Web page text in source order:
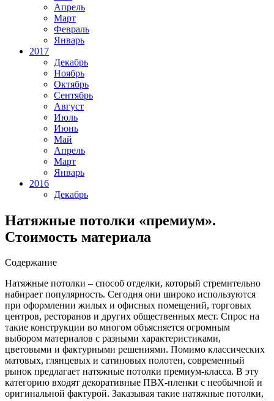
Апрель
Март
Февраль
Январь
2017
Декабрь
Ноябрь
Октябрь
Сентябрь
Август
Июль
Июнь
Май
Апрель
Март
Январь
2016
Декабрь
Натяжные потолки «премиум».
Стоимость материала
Содержание
Натяжные потолки – способ отделки, который стремительно
набирает популярность. Сегодня они широко используются
при оформлении жилых и офисных помещений, торговых
центров, ресторанов и других общественных мест. Спрос на
такие конструкции во многом объясняется огромным
выбором материалов с разными характеристиками,
цветовыми и фактурными решениями. Помимо классических
матовых, глянцевых и сатиновых полотен, современный
рынок предлагает натяжные потолки премиум-класса. В эту
категорию входят декоративные ПВХ-пленки с необычной и
оригинальной фактурой. Заказывая такие натяжные потолки,